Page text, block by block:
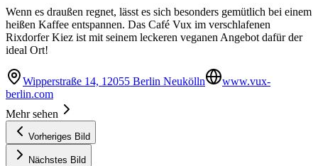
Wenn es draußen regnet, lässt es sich besonders gemütlich bei einem
heißen Kaffee entspannen. Das Café Vux im verschlafenen
Rixdorfer Kiez ist mit seinem leckeren veganen Angebot dafür der
ideal Ort!
Wipperstraße 14, 12055 Berlin Neukölln
www.vux-
berlin.com
Mehr sehen
Vorheriges Bild
Nächstes Bild